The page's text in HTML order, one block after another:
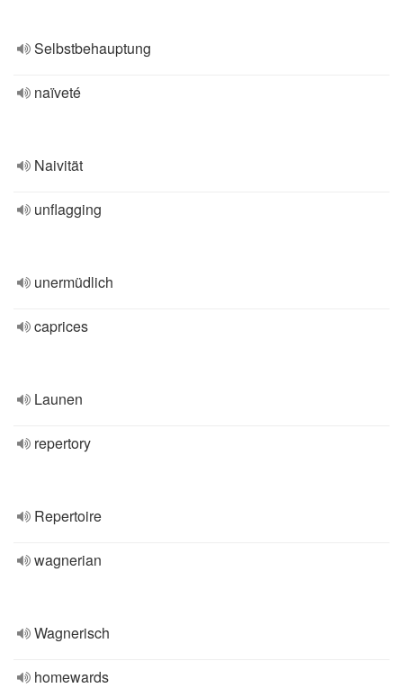
Selbstbehauptung
naïveté
Naivität
unflagging
unermüdlich
caprices
Launen
repertory
Repertoire
wagnerian
Wagnerisch
homewards